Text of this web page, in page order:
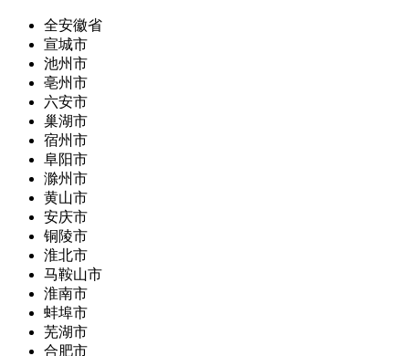
全安徽省
宣城市
池州市
亳州市
六安市
巢湖市
宿州市
阜阳市
滁州市
黄山市
安庆市
铜陵市
淮北市
马鞍山市
淮南市
蚌埠市
芜湖市
合肥市